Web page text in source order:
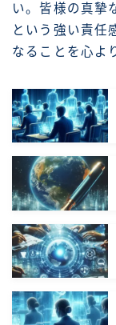
い。皆様の真摯
という強い責任
なることを心よ